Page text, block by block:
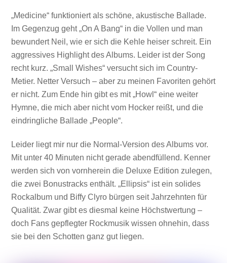
„Medicine“ funktioniert als schöne, akustische Ballade.
Im Gegenzug geht „On A Bang“ in die Vollen und man
bewundert Neil, wie er sich die Kehle heiser schreit. Ein
aggressives Highlight des Albums. Leider ist der Song
recht kurz. „Small Wishes“ versucht sich im Country-
Metier. Netter Versuch – aber zu meinen Favoriten gehört
er nicht. Zum Ende hin gibt es mit „Howl“ eine weiter
Hymne, die mich aber nicht vom Hocker reißt, und die
eindringliche Ballade „People“.
Leider liegt mir nur die Normal-Version des Albums vor.
Mit unter 40 Minuten nicht gerade abendfüllend. Kenner
werden sich von vornherein die Deluxe Edition zulegen,
die zwei Bonustracks enthält. „Ellipsis“ ist ein solides
Rockalbum und Biffy Clyro bürgen seit Jahrzehnten für
Qualität. Zwar gibt es diesmal keine Höchstwertung –
doch Fans gepflegter Rockmusik wissen ohnehin, dass
sie bei den Schotten ganz gut liegen.